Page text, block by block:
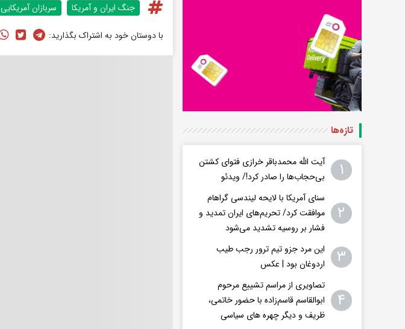
جنگ ایران و آمریکا سربازان آمریکایی
با دوستان خود به اشتراک بگذارید:
تازه‌ها
۱
آیت الله محمدباقر خرازی فتوای کشتن
بی‌حجاب‌ها را صادر کرد!/ ویدئو
۲
سنای آمریکا با لایحه لیندسی گراهام
موافقت کرد/ تحریم‌های ایران تمدید و
فشار بر روسیه تشدید می‌شود
۳
این مرد جزو تیم ترور رجب طیب
اردوغان بود | عکس
۴
تصاویری از مراسم تشییع مرحوم
ابوالقاسم قاسم‌زاده با حضور خاتمی،
ظریف و دیگر چهره های سیاسی